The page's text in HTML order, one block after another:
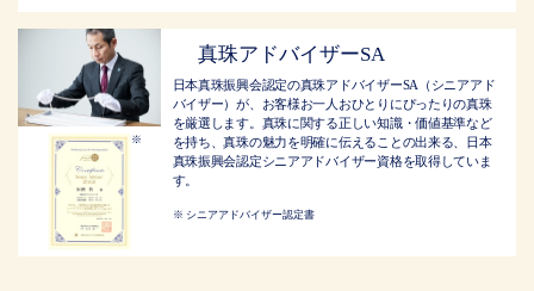
真珠アドバイザーSA
日本真珠振興会認定の真珠アドバイザーSA（シニアアド
バイザー）が、お客様お一人おひとりにぴったりの真珠
を厳選します。真珠に関する正しい知識・価値基準など
を持ち、真珠の魅力を明確に伝えることの出来る、日本
真珠振興会認定シニアアドバイザー資格を取得していま
す。
シニアアドバイザー認定書